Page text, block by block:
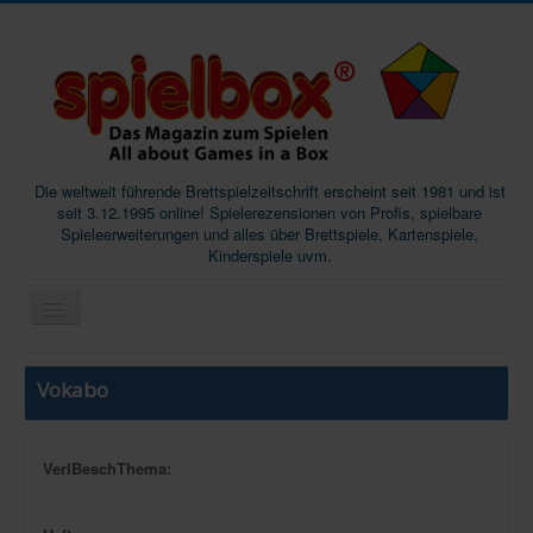
Die weltweit führende Brettspielzeitschrift erscheint seit 1981 und ist
seit 3.12.1995 online! Spielerezensionen von Profis, spielbare
Spieleerweiterungen und alles über Brettspiele, Kartenspiele,
Kinderspiele uvm.
Start
Vokabo
VerlBeschThema: